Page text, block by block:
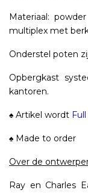
Materiaal:
multiplex met
Onderstel poten
Opbergkast
kantoren.
♠ Artikel wordt
♠ Made to order
Over de
Ray en Charles